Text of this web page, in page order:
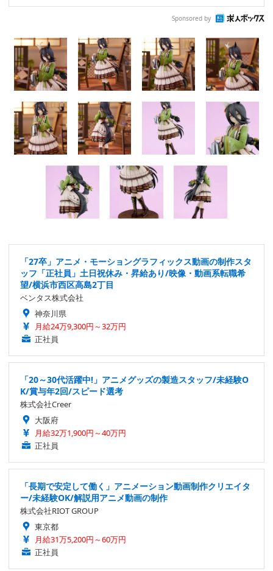
Sponsored by
「27卒」アニメ・モーショングラフィックス動画の制作スタ
ッフ「正社員」土日祝休み・昇給あり/映像・動画系転職希
望/横浜市西区高島2丁目
ベンタス株式会社
神奈川県
月給24万9,300円～32万円
正社員
「20～30代活躍中!」アニメグッズの製造スタッフ/未経験O
K/賞与年2回/スピード選考
株式会社Creer
大阪府
月給32万1,900円～40万円
正社員
「長期で安定して働く」アニメーション動画制作クリエイタ
ー/未経験OK/解説用アニメ動画の制作
株式会社RIOT GROUP
東京都
月給31万5,200円～60万円
正社員